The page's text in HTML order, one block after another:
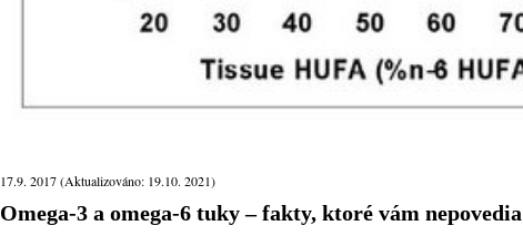
17.9. 2017 (Aktualizováno: 19.10. 2021)
Omega-3 a omega-6 tuky – fakty, ktoré vám nepovedia